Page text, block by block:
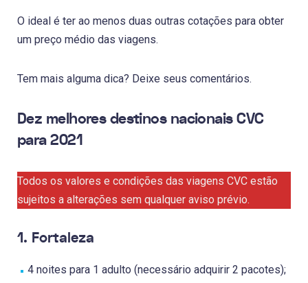
O ideal é ter ao menos duas outras cotações para obter
um preço médio das viagens.
Tem mais alguma dica? Deixe seus comentários.
Dez melhores destinos nacionais CVC
para 2021
Todos os valores e condições das viagens CVC estão
sujeitos a alterações sem qualquer aviso prévio.
1. Fortaleza
4 noites para 1 adulto (necessário adquirir 2 pacotes);